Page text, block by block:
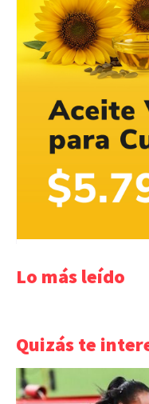
Lo más leído
Quizás te